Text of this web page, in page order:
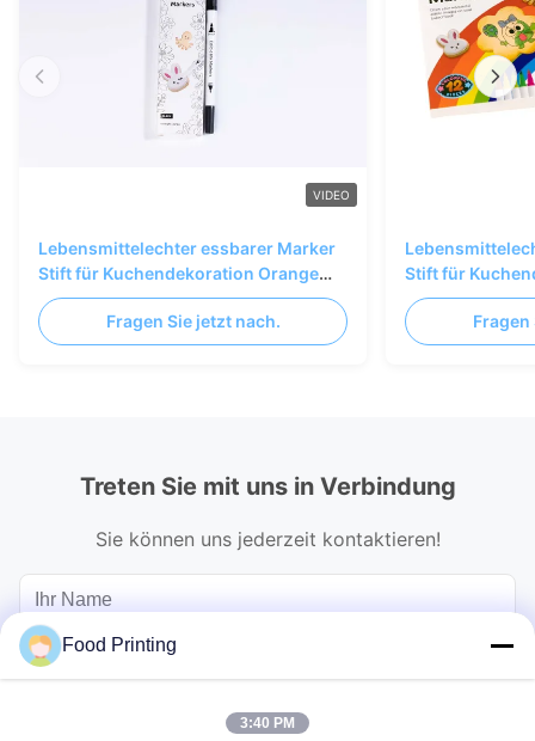
VIDEO
Lebensmittelechter essbarer Marker
Stift für Kuchendekoration Orange
Grün Blau
Fragen Sie jetzt nach.
Stift für
Grün Blau
Fragen
Treten Sie mit uns in Verbindung
Sie können uns jederzeit kontaktieren!
Food Printing
3:40 PM